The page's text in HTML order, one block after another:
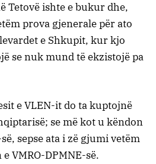
Tetovë ishte e bukur dhe,
prova gjenerale për ato
e Shkupit, kur kjo
se nuk mund të ekzistojë pa
e VLEN-it do ta kuptojnë
se më kot u këndon
sepse ata i zë gjumi vetëm
VMRO-DPMNE-së.